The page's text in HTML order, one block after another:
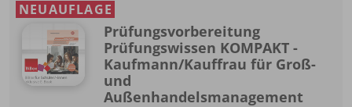
NEUAUFLAGE
Prüfungsvorbereitung
Prüfungswissen KOMPAKT -
Kaufmann/Kauffrau für Groß-
und
Außenhandelsmanagement